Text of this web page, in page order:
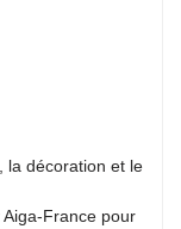
la décoration et le
France pour